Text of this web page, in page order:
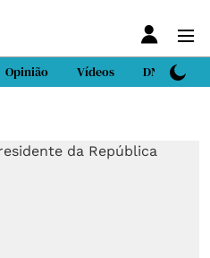
Opinião Vídeos DN Sport